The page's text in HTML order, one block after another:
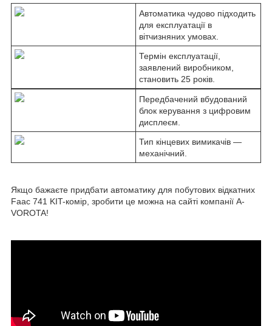
Автоматика чудово підходить
для експлуатації в
вітчизняних умовах.
Термін експлуатації,
заявлений виробником,
становить 25 років.
Передбачений вбудований
блок керування з цифровим
дисплеєм.
Тип кінцевих вимикачів —
механічний.
Якщо бажаєте придбати автоматику для побутових відкатних
Faac 741 KIT-комір, зробити це можна на сайті компанії A-
VOROTA!